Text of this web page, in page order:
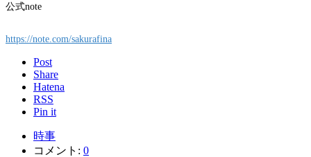
公式note
https://note.com/sakurafina
Post
Share
Hatena
RSS
Pin it
時事
コメント: 0